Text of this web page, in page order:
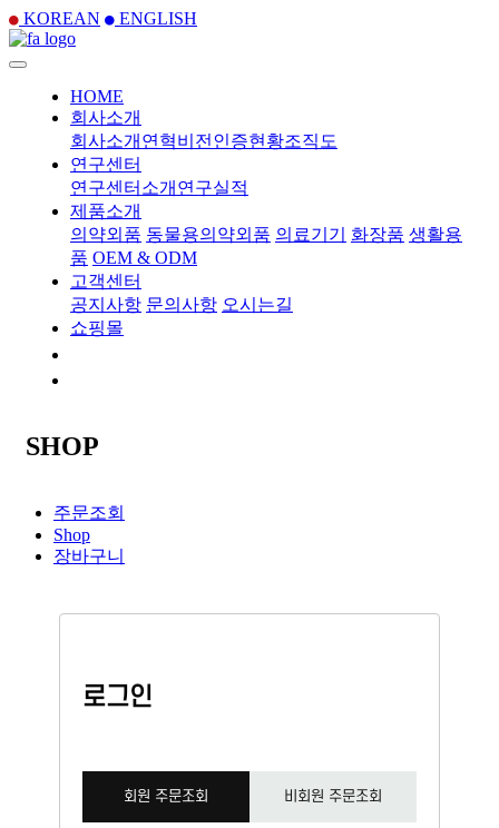
KOREAN ENGLISH
HOME
회사소개
회사소개 연혁비전 인증현황조직도
연구센터
연구센터소개 연구실적
제품소개
의약외품 동물용의약외품 의료기기 화장품 생활용
품 OEM & ODM
고객센터
공지사항 문의사항 오시는길
쇼핑몰
SHOP
주문조회
Shop
장바구니
로그인
회원 주문조회 비회원 주문조회